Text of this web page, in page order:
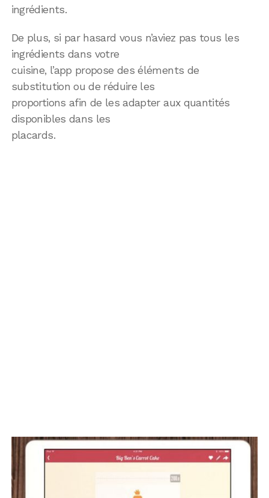
ingrédients.
De plus, si par hasard vous n’aviez pas tous les
ingrédients dans votre
cuisine, l’app propose des éléments de
substitution ou de réduire les
proportions afin de les adapter aux quantités
disponibles dans les
placards.